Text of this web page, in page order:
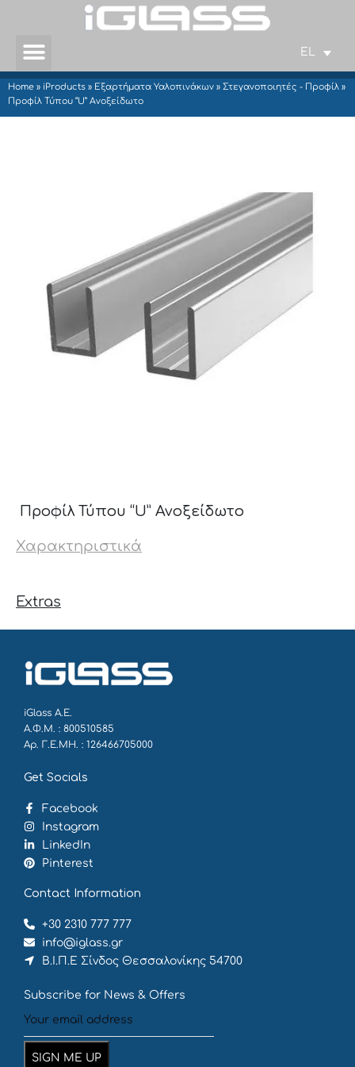
EL
Home » iProducts » Εξαρτήματα Υαλοπινάκων » Στεγανοποιητές - Προφίλ »
Προφίλ Τύπου “U” Ανοξείδωτο
Προφίλ Τύπου “U” Ανοξείδωτο
Χαρακτηριστικά
Extras
iGlass Α.Ε.
Α.Φ.Μ. : 800510585
Αρ. Γ.Ε.ΜΗ. : 126466705000
Get Socials
Facebook
Instagram
LinkedIn
Pinterest
Contact Information
+30 2310 777 777
info@iglass.gr
Β.Ι.Π.Ε Σίνδος Θεσσαλονίκης 54700
Subscribe for News & Offers